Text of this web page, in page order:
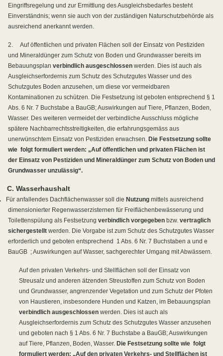
Eingriffsregelung und zur Ermittlung des Ausgleichsbedarfes besteht
Einverständnis; wenn sie auch von der zuständigen Naturschutzbehörde als
ausreichend anerkannt werden.
2.
Auf öffentlichen und privaten Flächen soll der Einsatz von Pestiziden
und Mineraldünger zum Schutz von Boden und Grundwasser bereits im
Bebauungsplan verbindlich ausgeschlossen werden. Dies ist auch als
Ausgleichserfordernis zum Schutz des Schutzgutes Wasser und des
Schutzgutes Boden anzusehen, um diese vor vermeidbaren
Kontaminationen zu schützen. Die Festsetzung ist geboten entsprechend § 1
Abs. 6 Nr. 7 Buchstabe a BauGB; Auswirkungen auf Tiere, Pflanzen, Boden,
Wasser. Des weiteren vermeidet der verbindliche Ausschluss mögliche
spätere Nachbarrechtsstreitigkeiten, die erfahrungsgemäss aus
unerwünschtem Einsatz von Pestiziden erwachsen. Die Festsetzung sollte
wie folgt formuliert werden: „Auf öffentlichen und privaten Flächen ist
der Einsatz von Pestiziden und Mineraldünger zum Schutz von Boden und
Grundwasser unzulässig“.
C. Wasserhaushalt
Für anfallendes Dachflächenwasser soll die Nutzung mittels ausreichend
dimensionierter Regenwasserzisternen für Freiflächenbewässerung und
Toilettenspülung als Festsetzung verbindlich vorgegeben bzw. vertraglich
sichergestellt werden. Die Vorgabe ist zum Schutz des Schutzgutes Wasser
erforderlich und geboten entsprechend
1 Abs. 6 Nr. 7 Buchstaben a und e
BauGB ; Auswirkungen auf Wasser, sachgerechter Umgang mit Abwässern.
Auf den privaten Verkehrs- und Stellflächen soll der Einsatz von
Streusalz und anderen ätzenden Streustoffen zum Schutz von Boden
und Grundwasser, angrenzender Vegetation und zum Schutz der Pfoten
von Haustieren, insbesondere Hunden und Katzen, im Bebauungsplan
verbindlich ausgeschlossen werden. Dies ist auch als
Ausgleichserfordernis zum Schutz des Schutzgutes Wasser anzusehen
und geboten nach § 1 Abs. 6 Nr. 7 Buchstabe a BauGB; Auswirkungen
auf Tiere, Pflanzen, Boden, Wasser. Die Festsetzung sollte wie folgt
formuliert werden: „Auf den privaten Verkehrs- und Stellflächen ist